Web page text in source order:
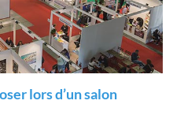
lors d’un salon